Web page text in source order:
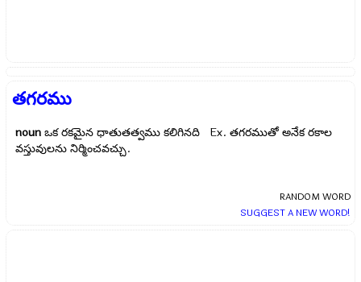
తగరము
noun ఒక రకమైన ధాతుతత్వము కలిగినది Ex.తగరముతో అనేక రకాల
వస్తువులను నిర్మించవచ్చు.
RANDOM WORD
SUGGEST A NEW WORD!